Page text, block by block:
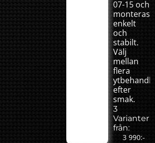
07-15 och
monteras
enkelt
och
stabilt.
Välj
mellan
flera
efter
smak.
3
Varianter
från:
3 990:-